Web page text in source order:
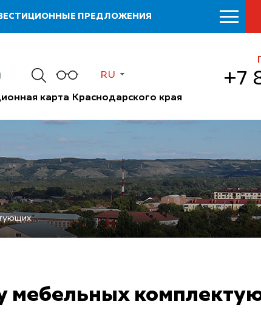
ПРЕДЛОЖЕНИЯ
RU
карта Краснодарского края
+7
мебельных